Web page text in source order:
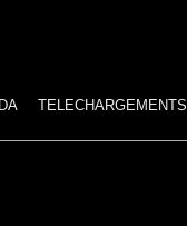
TELECHARGEMENTS